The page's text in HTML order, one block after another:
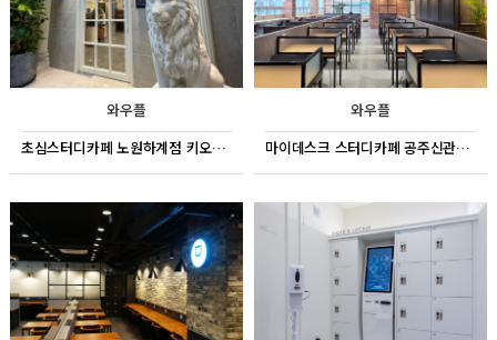
와우플
초심스터디카페 노원하계점 키오스크
와우플
마이데스크 스터디카페 공주신관점 키오스크